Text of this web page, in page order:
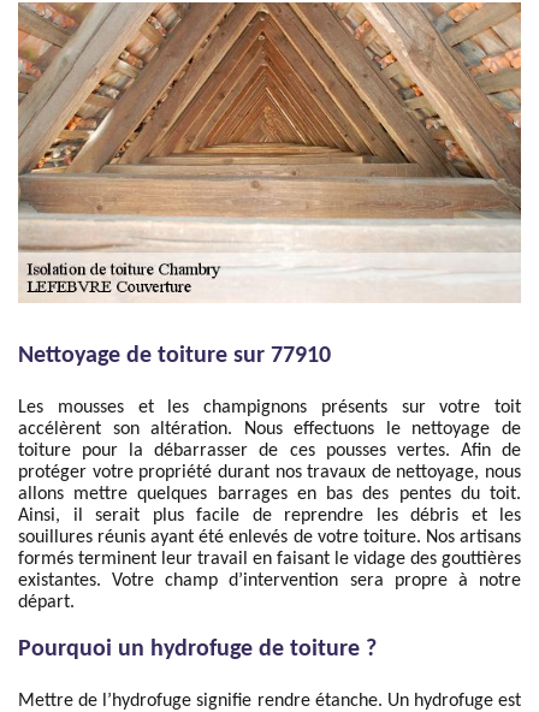
Nettoyage de toiture sur 77910
Les mousses et les champignons présents sur votre toit
accélèrent son altération. Nous effectuons le nettoyage de
toiture pour la débarrasser de ces pousses vertes. Afin de
protéger votre propriété durant nos travaux de nettoyage, nous
allons mettre quelques barrages en bas des pentes du toit.
Ainsi, il serait plus facile de reprendre les débris et les
souillures réunis ayant été enlevés de votre toiture. Nos artisans
formés terminent leur travail en faisant le vidage des gouttières
existantes. Votre champ d’intervention sera propre à notre
départ.
Pourquoi un hydrofuge de toiture ?
Mettre de l’hydrofuge signifie rendre étanche. Un hydrofuge est